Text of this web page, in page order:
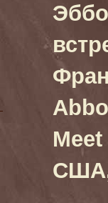
США,